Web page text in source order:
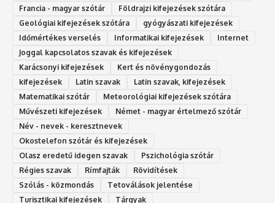
Francia - magyar szótár
Földrajzi kifejezések szótára
Geológiai kifejezések szótára
gyógyászati kifejezések
Időmértékes verselés
Informatikai kifejezések
Internet
Joggal kapcsolatos szavak és kifejezések
Karácsonyi kifejezések
Kert és növénygondozás
kifejezések
Latin szavak
Latin szavak, kifejezések
Matematikai szótár
Meteorológiai kifejezések szótára
Művészeti kifejezések
Német - magyar értelmező szótár
Név - nevek - keresztnevek
Okostelefon szótár és kifejezések
Olasz eredetű idegen szavak
Ps‮gólohciz‬ia s‮átóz‬r
Régies szavak
Rímfajták
Rövidítések
Szólás - közmondás
Tetoválások jelentése
Turisztikai kifejezések
Tárgyak